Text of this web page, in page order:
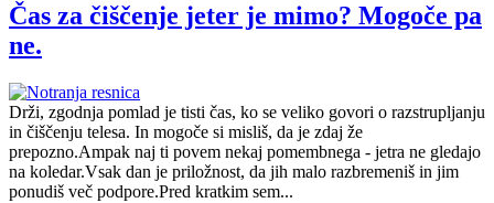
Čas za čiščenje jeter je mimo? Mogoče pa
ne.
Drži, zgodnja pomlad je tisti čas, ko se veliko govori o razstrupljanju
in čiščenju telesa. In mogoče si misliš, da je zdaj že
prepozno.Ampak naj ti povem nekaj pomembnega - jetra ne gledajo
na koledar.Vsak dan je priložnost, da jih malo razbremeniš in jim
ponudiš več podpore.Pred kratkim sem...